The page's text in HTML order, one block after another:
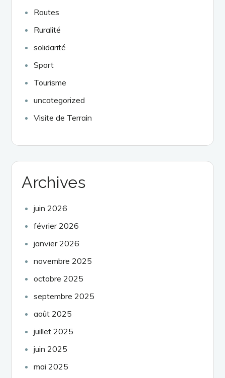
Routes
Ruralité
solidarité
Sport
Tourisme
uncategorized
Visite de Terrain
Archives
juin 2026
février 2026
janvier 2026
novembre 2025
octobre 2025
septembre 2025
août 2025
juillet 2025
juin 2025
mai 2025